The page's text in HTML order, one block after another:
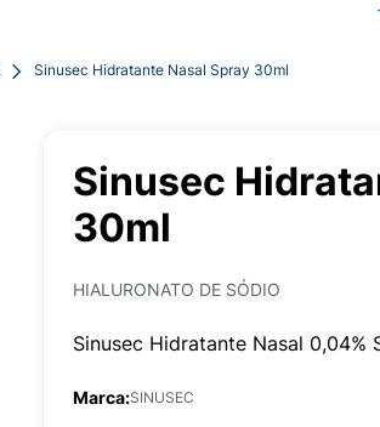
Sinusec Hidratante Nasal Spray 30ml
Sinusec
30ml
HIALURONATO DE SÓDIO
Sinusec Hidratante Nasal 0,04%
Marca:SINUSEC